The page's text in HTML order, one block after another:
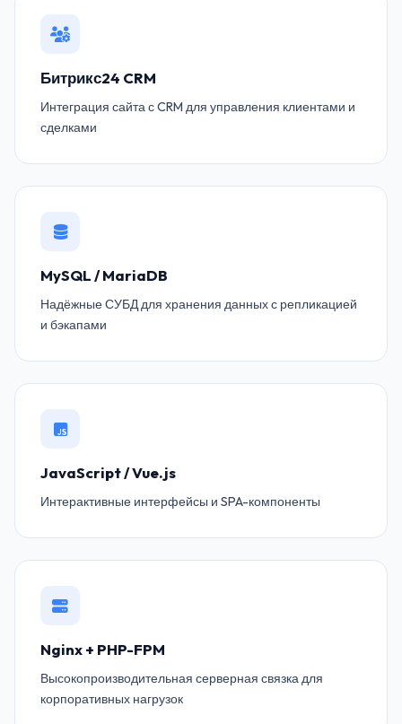
Битрикс24 CRM
Интеграция сайта с CRM для управления клиентами и
сделками
MySQL / MariaDB
Надёжные СУБД для хранения данных с репликацией
и бэкапами
JavaScript / Vue.js
Интерактивные интерфейсы и SPA-компоненты
Nginx + PHP-FPM
Высокопроизводительная серверная связка для
корпоративных нагрузок